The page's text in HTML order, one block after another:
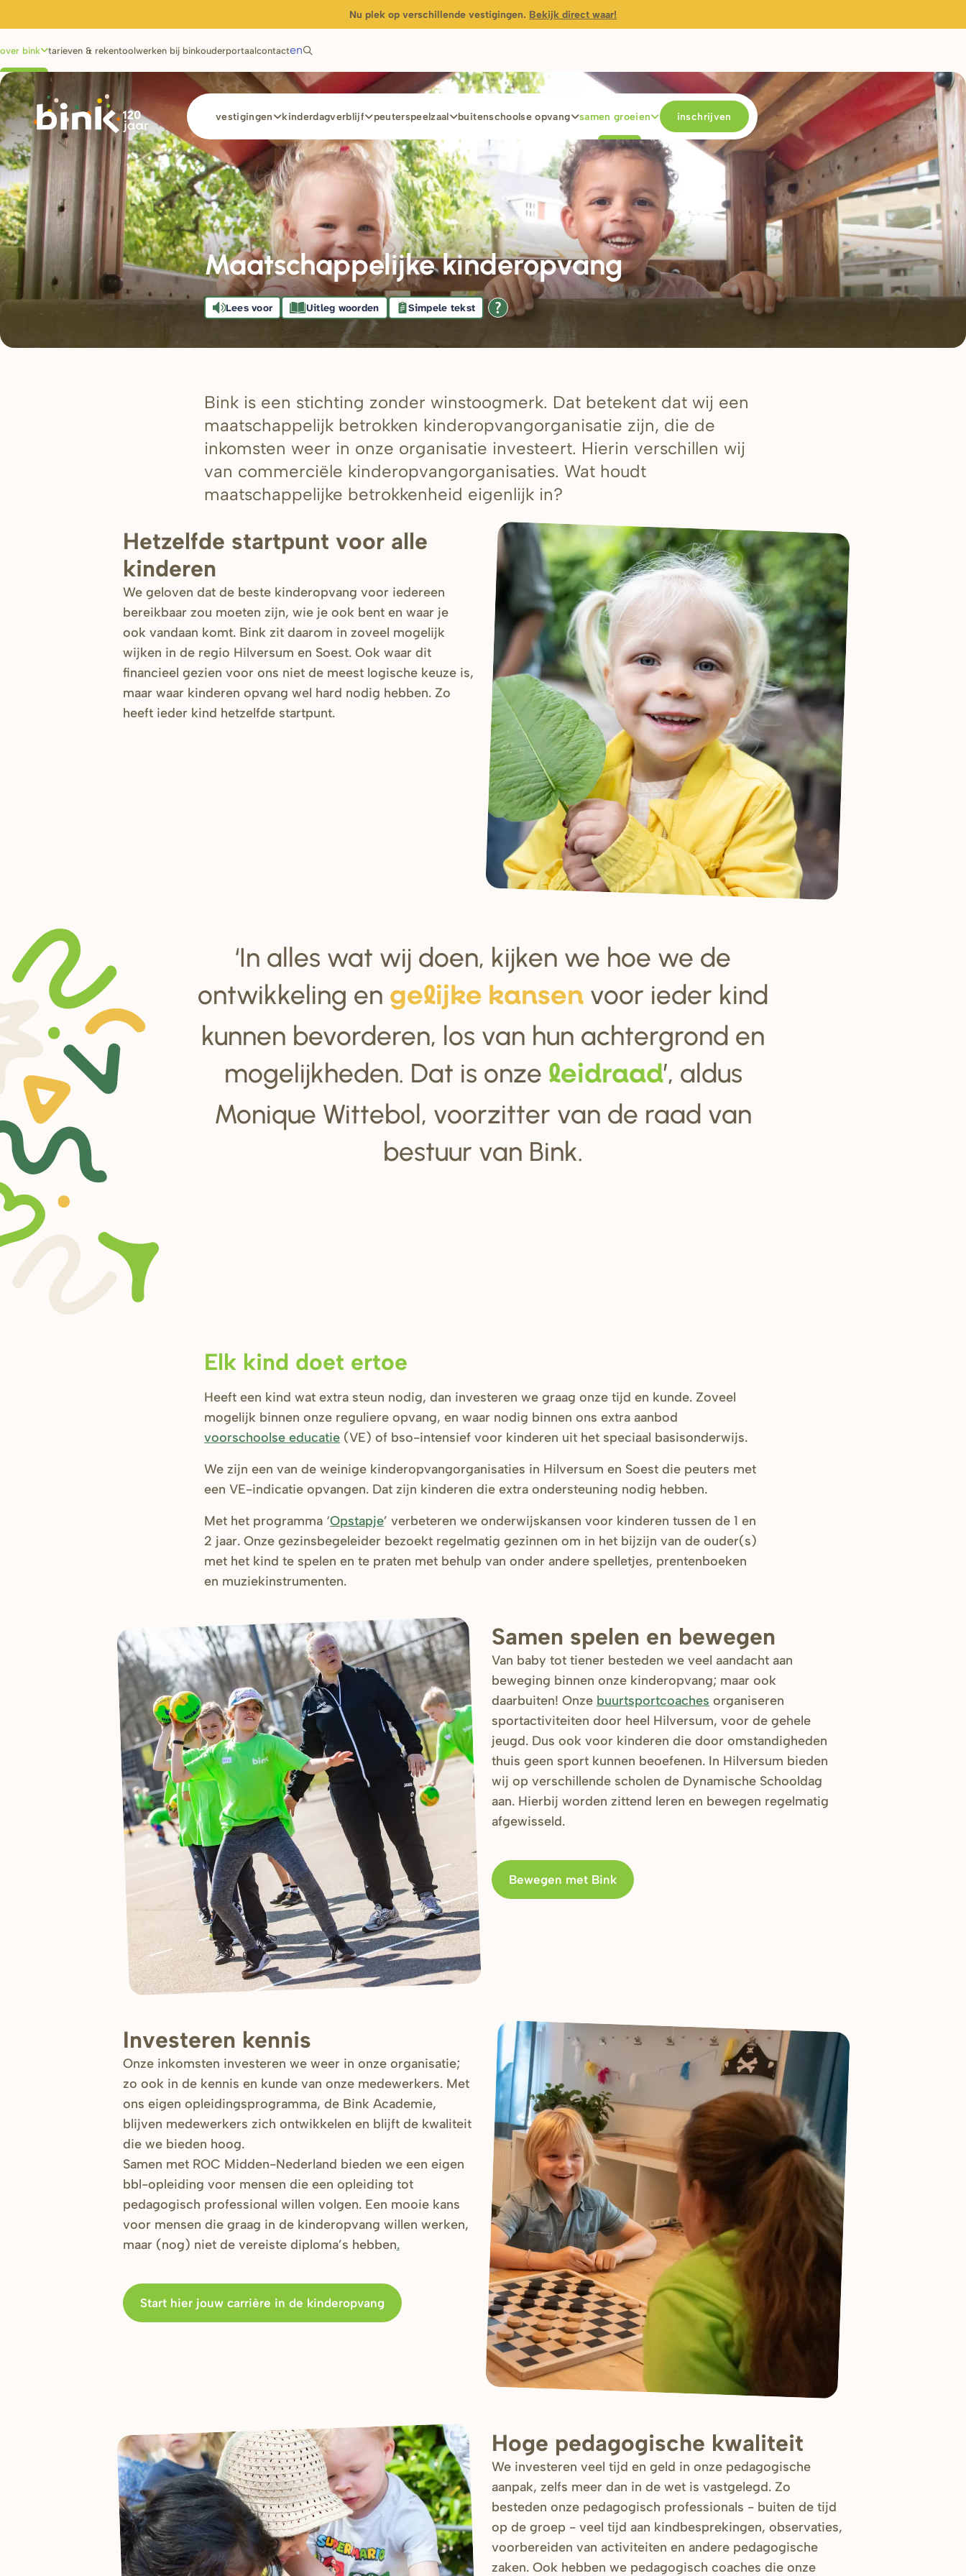
Nu plek op verschillende vestigingen. Bekijk direct waar!
over bink tarieven & rekentoolwerken bij binkouderportaalcontacten
Main
navigationvestigingen kinderdagverblijf peuterspeelzaal buitenschoolse opvang samen groeien inschrijven
Maatschappelijke kinderopvang
Lees voor Uitleg woorden Simpele tekst
Bink is een stichting zonder winstoogmerk. Dat betekent dat wij een
maatschappelijk betrokken kinderopvangorganisatie zijn, die de
inkomsten weer in onze organisatie investeert. Hierin verschillen wij
van commerciële kinderopvangorganisaties. Wat houdt
maatschappelijke betrokkenheid eigenlijk in?
Hetzelfde startpunt voor alle
kinderen
We geloven dat de beste kinderopvang voor iedereen
bereikbaar zou moeten zijn, wie je ook bent en waar je
ook vandaan komt. Bink zit daarom in zoveel mogelijk
wijken in de regio Hilversum en Soest. Ook waar dit
financieel gezien voor ons niet de meest logische keuze is,
maar waar kinderen opvang wel hard nodig hebben. Zo
heeft ieder kind hetzelfde startpunt.
‘In alles wat wij doen, kijken we hoe we de
ontwikkeling en gelijke kansen voor ieder kind
kunnen bevorderen, los van hun achtergrond en
mogelijkheden. Dat is onze leidraad’, aldus
Monique Wittebol, voorzitter van de raad van
bestuur van Bink.
Elk kind doet ertoe
Heeft een kind wat extra steun nodig, dan investeren we graag onze tijd en kunde. Zoveel
mogelijk binnen onze reguliere opvang, en waar nodig binnen ons extra aanbod
voorschoolse educatie (VE) of bso-intensief voor kinderen uit het speciaal basisonderwijs.
We zijn een van de weinige kinderopvangorganisaties in Hilversum en Soest die peuters met
een VE-indicatie opvangen. Dat zijn kinderen die extra ondersteuning nodig hebben.
Met het programma ‘Opstapje’ verbeteren we onderwijskansen voor kinderen tussen de 1 en
2 jaar. Onze gezinsbegeleider bezoekt regelmatig gezinnen om in het bijzijn van de ouder(s)
met het kind te spelen en te praten met behulp van onder andere spelletjes, prentenboeken
en muziekinstrumenten.
Samen spelen en bewegen
Van baby tot tiener besteden we veel aandacht aan
beweging binnen onze kinderopvang; maar ook
daarbuiten! Onze buurtsportcoaches organiseren
sportactiviteiten door heel Hilversum, voor de gehele
jeugd. Dus ook voor kinderen die door omstandigheden
thuis geen sport kunnen beoefenen. In Hilversum bieden
wij op verschillende scholen de Dynamische Schooldag
aan. Hierbij worden zittend leren en bewegen regelmatig
afgewisseld.
Bewegen met Bink
Investeren kennis
Onze inkomsten investeren we weer in onze organisatie;
zo ook in de kennis en kunde van onze medewerkers. Met
ons eigen opleidingsprogramma, de Bink Academie,
blijven medewerkers zich ontwikkelen en blijft de kwaliteit
die we bieden hoog.
Samen met ROC Midden-Nederland bieden we een eigen
bbl-opleiding voor mensen die een opleiding tot
pedagogisch professional willen volgen. Een mooie kans
voor mensen die graag in de kinderopvang willen werken,
maar (nog) niet de vereiste diploma’s hebben.
Start hier jouw carrière in de kinderopvang
Hoge pedagogische kwaliteit
We investeren veel tijd en geld in onze pedagogische
aanpak, zelfs meer dan in de wet is vastgelegd. Zo
besteden onze pedagogisch professionals - buiten de tijd
op de groep - veel tijd aan kindbesprekingen, observaties,
voorbereiden van activiteiten en andere pedagogische
zaken. Ook hebben we pedagogisch coaches die onze